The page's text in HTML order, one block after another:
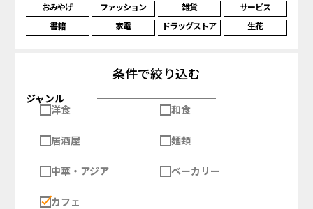
おみやげ ファッション 雑貨
サービス
書籍
家電 ドラッグストア 生花
条件で絞り込む
ジャンル
洋食
和食
居酒屋 麺類
中華・アジア ベーカリー
カフェ